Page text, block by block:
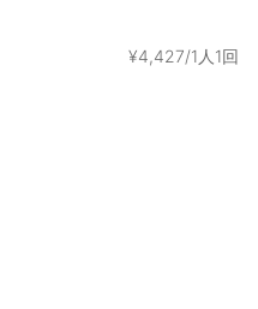
¥4,427/1人1回